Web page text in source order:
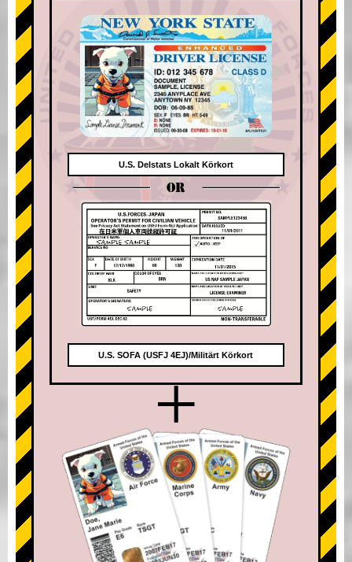
U.S. Delstats Lokalt Körkort
OR
U.S. SOFA (USFJ 4EJ)/Militärt Körkort
+